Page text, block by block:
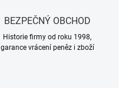
BEZPEČNÝ OBCHOD
Historie firmy od roku 1998,
garance vrácení peněz i zboží